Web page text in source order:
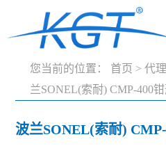
您当前的位置： 首页 > 代
兰SONEL(索耐) CMP-400
波兰SONEL(索耐)